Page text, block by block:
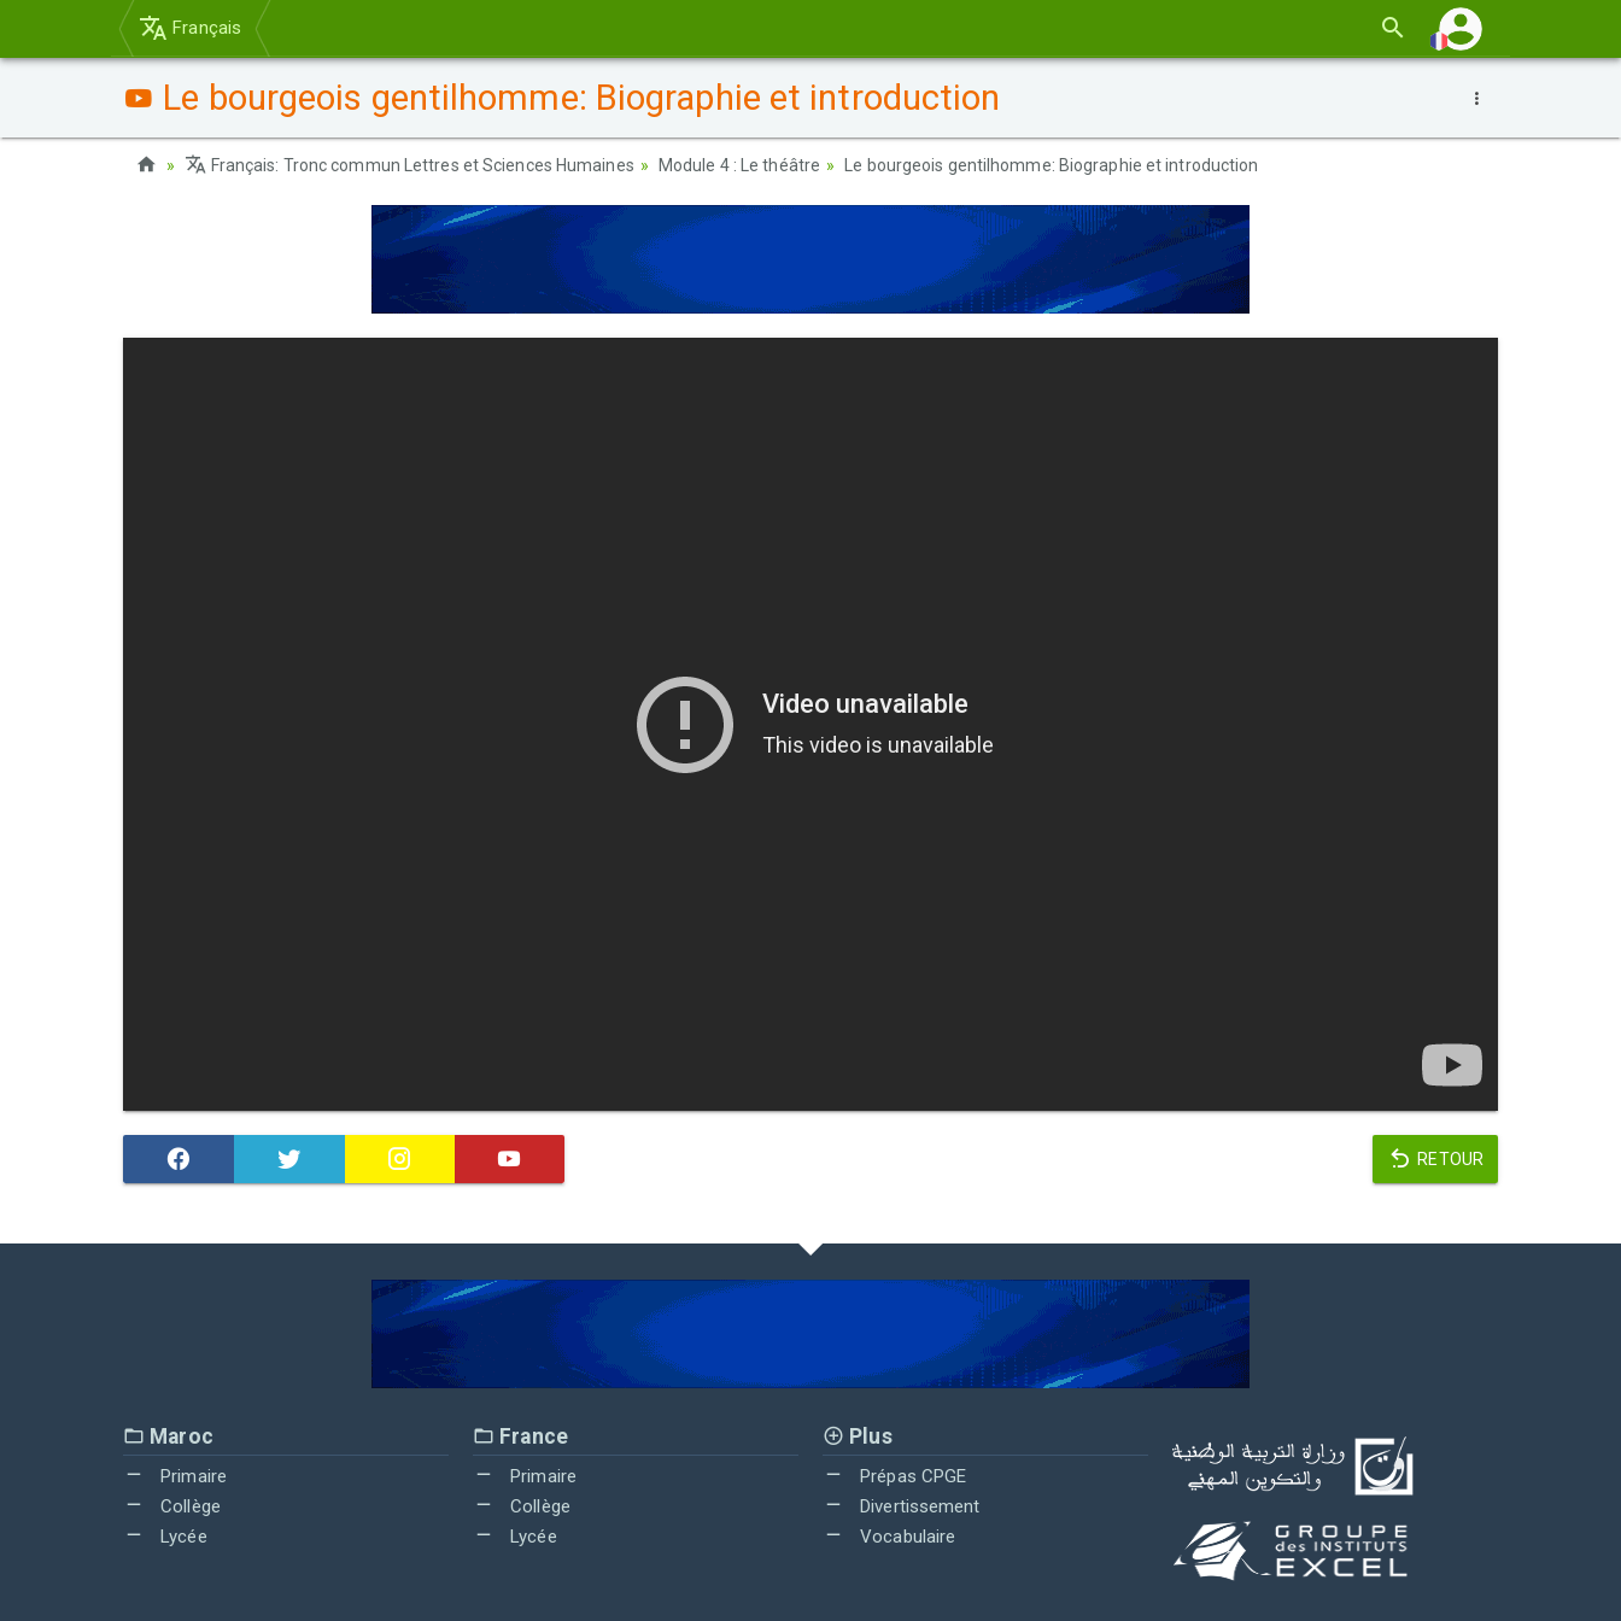
Français
Le bourgeois gentilhomme: Biographie et introduction
Français: Tronc commun Lettres et Sciences Humaines Module 4 : Le théâtre Le bourgeois gentilhomme: Biographie et introduction
RETOUR
Maroc
Primaire
Collège
Lycée
France
Primaire
Collège
Lycée
Plus
Prépas CPGE
Divertissement
Vocabulaire